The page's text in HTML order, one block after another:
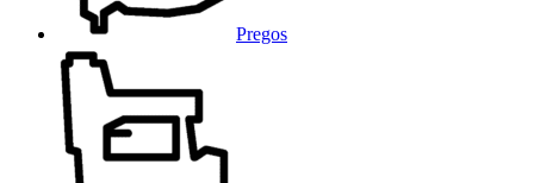
Pregos